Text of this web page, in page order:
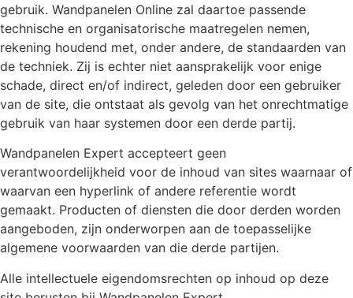
gebruik. Wandpanelen Online zal daartoe passende
technische en organisatorische maatregelen nemen,
rekening houdend met, onder andere, de standaarden van
de techniek. Zij is echter niet aansprakelijk voor enige
schade, direct en/of indirect, geleden door een gebruiker
van de site, die ontstaat als gevolg van het onrechtmatige
gebruik van haar systemen door een derde partij.
Wandpanelen Expert accepteert geen
verantwoordelijkheid voor de inhoud van sites waarnaar of
waarvan een hyperlink of andere referentie wordt
gemaakt. Producten of diensten die door derden worden
aangeboden, zijn onderworpen aan de toepasselijke
algemene voorwaarden van die derde partijen.
Alle intellectuele eigendomsrechten op inhoud op deze